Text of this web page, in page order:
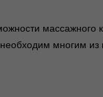
массажного
многим из